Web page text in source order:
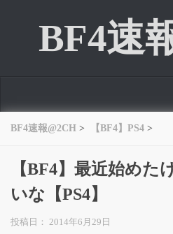
BF4速
TOP
PC
PS3
PS4
BF4速報@2CH > 【BF4】PS4 >
【BF4】最近始めた
いな【PS4】
投稿日： 2014年6月29日